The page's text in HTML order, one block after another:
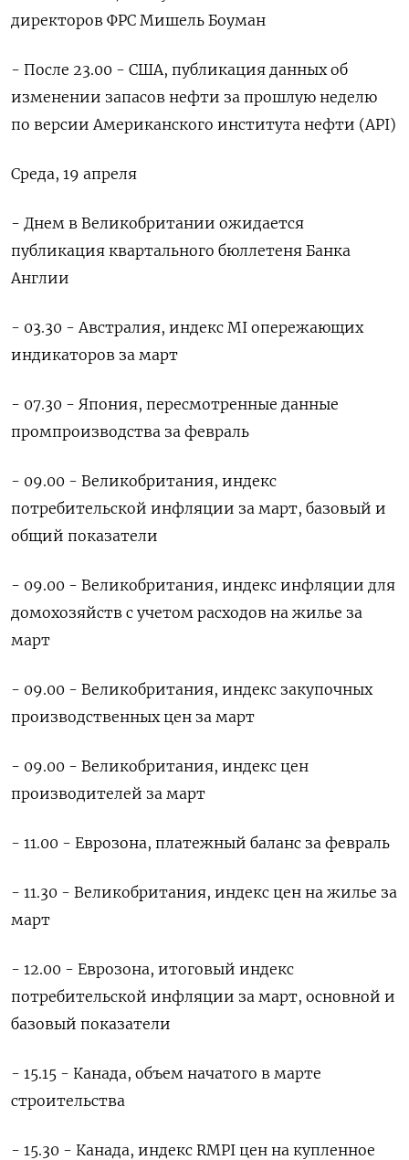
директоров ФРС Мишель Боуман
- После 23.00 - США, публикация данных об
изменении запасов нефти за прошлую неделю
по версии Американского института нефти (API)
Среда, 19 апреля
- Днем в Великобритании ожидается
публикация квартального бюллетеня Банка
Англии
- 03.30 - Австралия, индекс MI опережающих
индикаторов за март
- 07.30 - Япония, пересмотренные данные
промпроизводства за февраль
- 09.00 - Великобритания, индекс
потребительской инфляции за март, базовый и
общий показатели
- 09.00 - Великобритания, индекс инфляции для
домохозяйств с учетом расходов на жилье за
март
- 09.00 - Великобритания, индекс закупочных
производственных цен за март
- 09.00 - Великобритания, индекс цен
производителей за март
- 11.00 - Еврозона, платежный баланс за февраль
- 11.30 - Великобритания, индекс цен на жилье за
март
- 12.00 - Еврозона, итоговый индекс
потребительской инфляции за март, основной и
базовый показатели
- 15.15 - Канада, объем начатого в марте
строительства
- 15.30 - Канада, индекс RMPI цен на купленное